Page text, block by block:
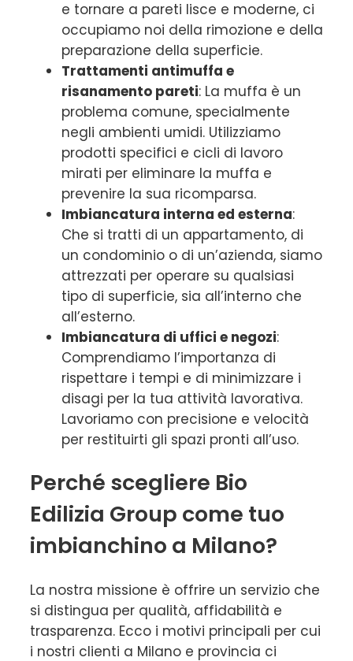
e tornare a pareti lisce e moderne, ci
occupiamo noi della rimozione e della
preparazione della superficie.
Trattamenti antimuffa e
risanamento pareti: La muffa è un
problema comune, specialmente
negli ambienti umidi. Utilizziamo
prodotti specifici e cicli di lavoro
mirati per eliminare la muffa e
prevenire la sua ricomparsa.
Imbiancatura interna ed esterna:
Che si tratti di un appartamento, di
un condominio o di un’azienda, siamo
attrezzati per operare su qualsiasi
tipo di superficie, sia all’interno che
all’esterno.
Imbiancatura di uffici e negozi:
Comprendiamo l’importanza di
rispettare i tempi e di minimizzare i
disagi per la tua attività lavorativa.
Lavoriamo con precisione e velocità
per restituirti gli spazi pronti all’uso.
Perché scegliere Bio
Edilizia Group come tuo
imbianchino a Milano?
La nostra missione è offrire un servizio che
si distingua per qualità, affidabilità e
trasparenza. Ecco i motivi principali per cui
i nostri clienti a Milano e provincia ci